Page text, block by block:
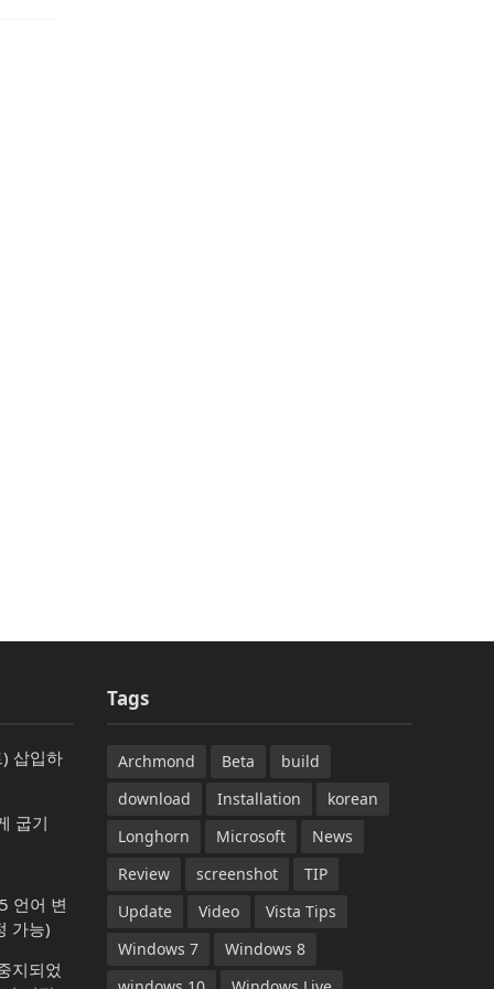
삽입하
굽기
언어 변
가능)
지되었
Tags
Archmond Beta
build
download
Installation
korean
Longhorn
Microsoft
News
Review
screenshot
TIP
Update
Video
Vista Tips
Windows 7
Windows 8